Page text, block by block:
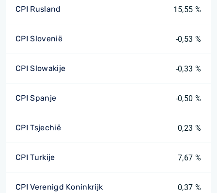
CPI Rusland 15,55 %
CPI Slovenië -0,53 %
CPI Slowakije -0,33 %
CPI Spanje -0,50 %
CPI Tsjechië 0,23 %
CPI Turkije 7,67 %
CPI Verenigd Koninkrijk 0,37 %